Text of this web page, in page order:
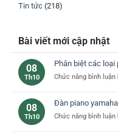
Tin tức (218)
Bài viết mới cập nhật
08
Th10
Phân biệt các loại
Chức năng bình luận
08
Th10
Đàn piano
Chức năng bình luận